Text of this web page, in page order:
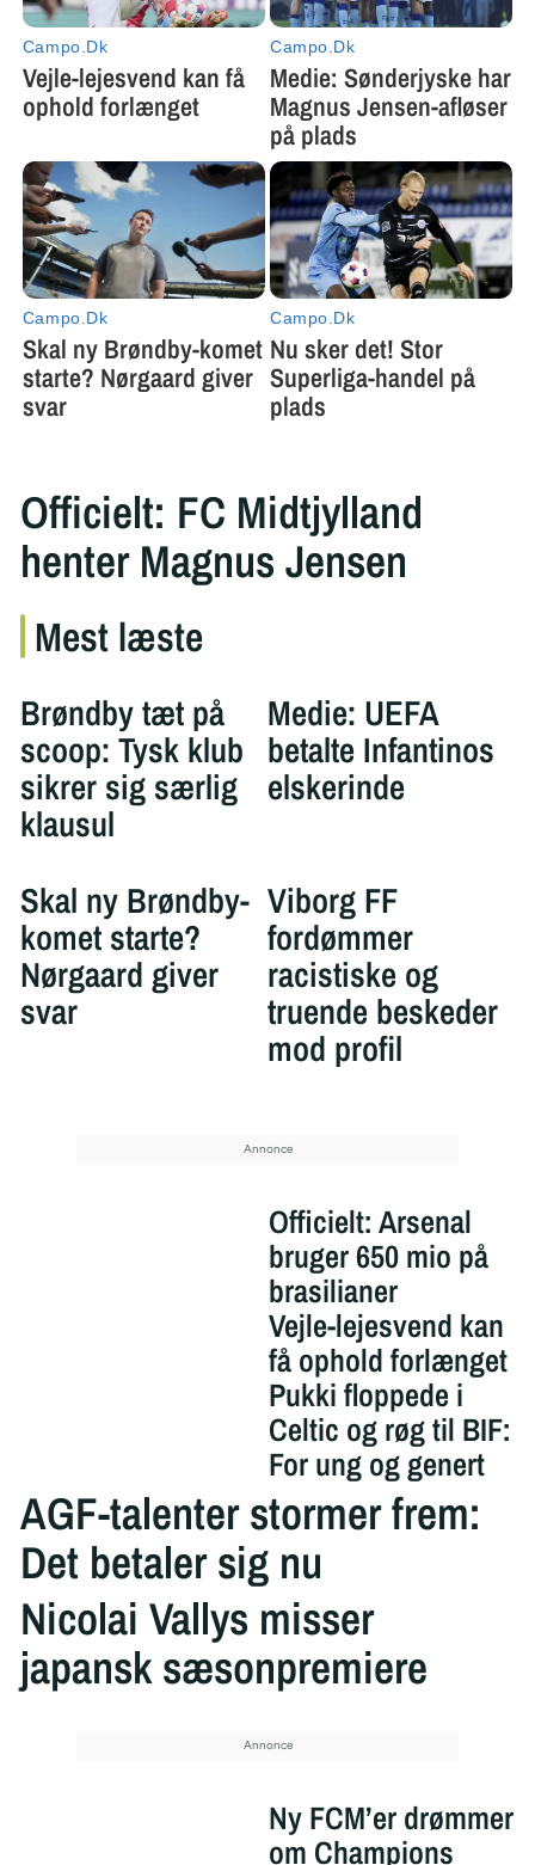
Officielt: FC Midtjylland
henter Magnus Jensen
Mest læste
Brøndby tæt på
scoop: Tysk klub
sikrer sig særlig
klausul
Medie: UEFA
betalte Infantinos
elskerinde
Skal ny Brøndby-
komet starte?
Nørgaard giver
svar
Viborg FF
fordømmer
racistiske og
truende beskeder
mod profil
Officielt: Arsenal
bruger 650 mio på
brasilianer
Vejle-lejesvend kan
få ophold forlænget
Pukki floppede i
Celtic og røg til BIF:
For ung og genert
AGF-talenter stormer frem:
Det betaler sig nu
Nicolai Vallys misser
japansk sæsonpremiere
Ny FCM’er drømmer
om Champions